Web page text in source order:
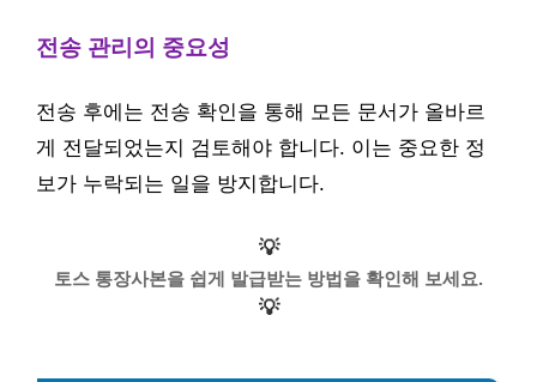
전송 관리의 중요성
전송 후에는 전송 확인을 통해 모든 문서가 올바르
게 전달되었는지 검토해야 합니다. 이는 중요한 정
보가 누락되는 일을 방지합니다.
💡
토스 통장사본을 쉽게 발급받는 방법을 확인해 보세요.
💡